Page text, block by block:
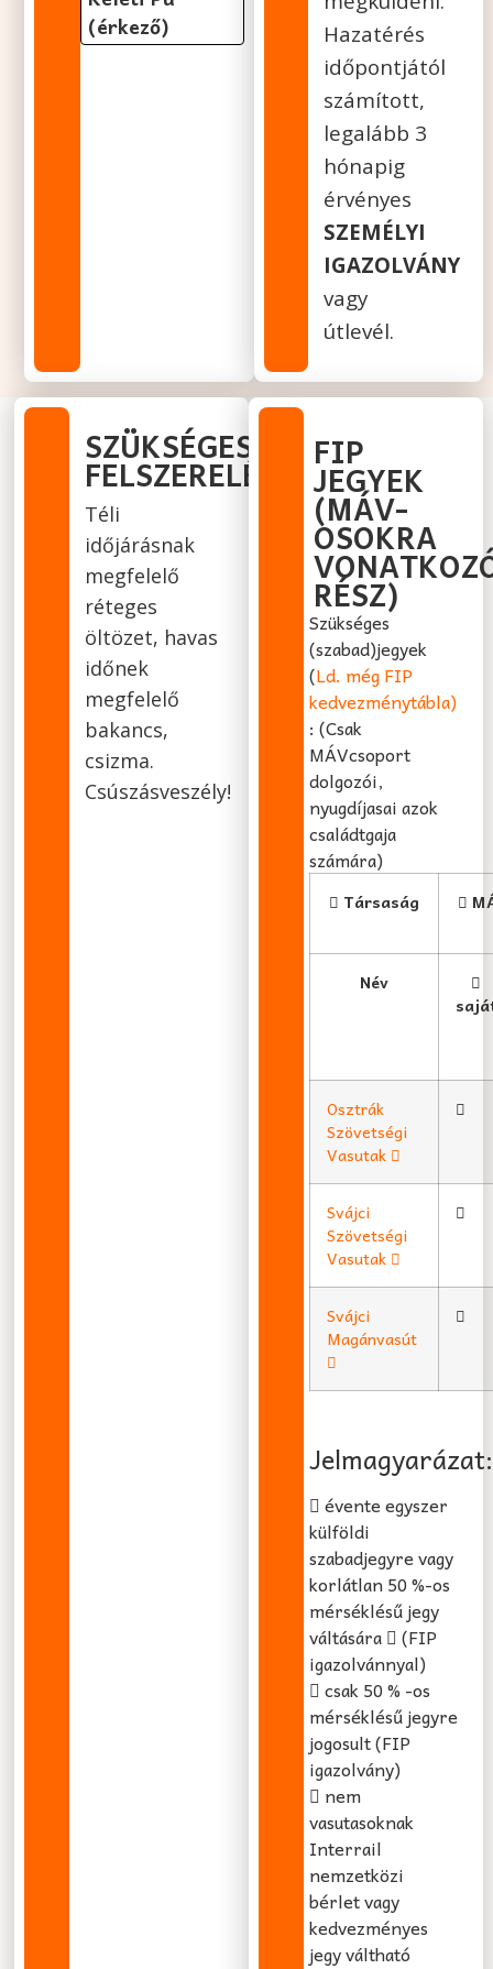
(érkező)
Hazatérés
időpontjától
számított,
legalább 3
hónapig
érvényes
SZEMÉLYI
IGAZOLVÁNY
vagy
útlevél.
SZÜKSÉGES
FELSZERELÉS:
Téli
időjárásnak
megfelelő
réteges
öltözet, havas
időnek
megfelelő
bakancs,
csizma.
Csúszásveszély!
FIP
JEGYEK
(MÁV-
OSOKRA
RÉSZ)
Szükséges
(szabad)jegyek
(Ld. még FIP
kedvezménytábla)
: (Csak
MÁVcsoport
dolgozói,
nyugdíjasai azok
családtgaja
számára)
Társaság
Név
Osztrák
Szövetségi
Vasutak
Svájci
Szövetségi
Vasutak
Svájci
Magánvasút
Jelmagyarázat:
évente egyszer
külföldi
szabadjegyre vagy
korlátlan 50 %-os
mérséklésű jegy
váltására
(FIP
igazolvánnyal)
csak 50 % -os
mérséklésű jegyre
jogosult (FIP
igazolvány)
nem
vasutasoknak
Interrail
nemzetközi
bérlet vagy
kedvezményes
jegy váltható